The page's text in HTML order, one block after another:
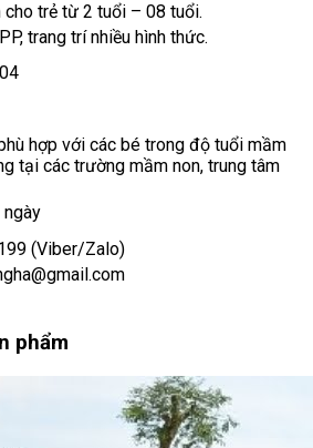
cho trẻ từ 2 tuổi – 08 tuổi.
trang trí nhiều hình thức.
hợp với các bé trong độ tuổi mầm
tại các trường mầm non, trung tâm
(Viber/Zalo)
phẩm